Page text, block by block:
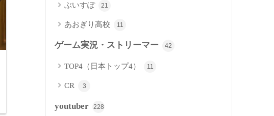
ぶいすぽ 21
あおぎり高校 11
ゲーム実況・ストリーマー 42
TOP4（日本トップ4） 11
CR 3
youtuber 228